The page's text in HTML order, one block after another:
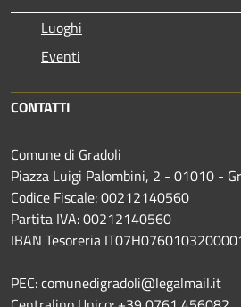
Luoghi
Eventi
CONTATTI
Comune di Gradoli
Piazza Luigi Palombini, 2 - 01010 -
Codice Fiscale: 00212140560
Partita IVA: 00212140560
IBAN Tesoreria
PEC: comunedigradoli@legalmail.it